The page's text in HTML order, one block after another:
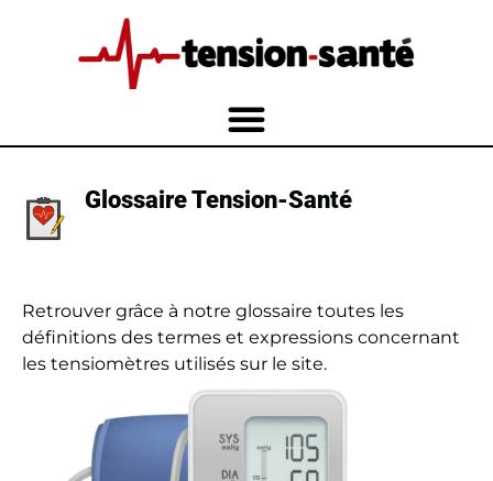
Glossaire Tension-Santé
Retrouver grâce à notre glossaire toutes les
définitions des termes et expressions concernant
les tensiomètres utilisés sur le site.